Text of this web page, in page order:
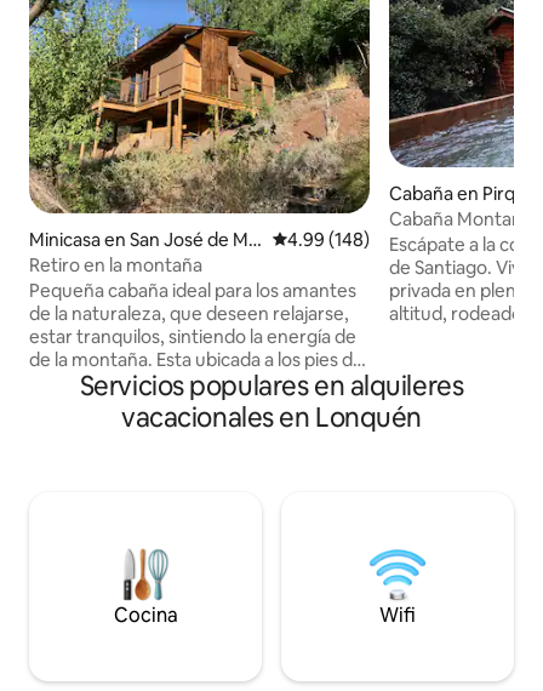
Minicasa en San José de Mai
po
Calificación promedio: 4.99 de
4.99 (148)
Retiro en la montaña
Pequeña cabaña ideal para los amantes
de la naturaleza, que deseen relajarse,
estar tranquilos, sintiendo la energía de
de la montaña. Esta ubicada a los pies del
cerro Lican, a 10 min. del pueblo San
José. Posee una hermosa vista
panorámica, con senderos propios y
y terraza. Se llega al lugar subiendo a pie
por un sendero de montaña.
Recomendable llevar mochila.
Cabaña en Pirque
Cabaña Montaña
Increíble
Escápate a la
de Santiago. Vive una experiencia
privada en plena
altitud, rodeado
vehículo 4x4
privado hasta la
subida),
Servicios populares en alquileres
vacacionales en Lonquén
Cocina Wifi